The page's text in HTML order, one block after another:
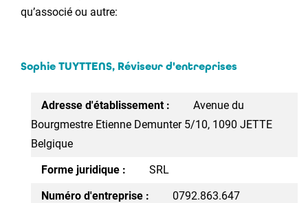
qu’associé ou autre:
Sophie TUYTTENS, Réviseur d'entreprises
Adresse d'établissement :
Avenue du
Bourgmestre Etienne Demunter 5/10, 1090 JETTE
Belgique
Forme juridique :
SRL
Numéro d'entreprise :
0792.863.647